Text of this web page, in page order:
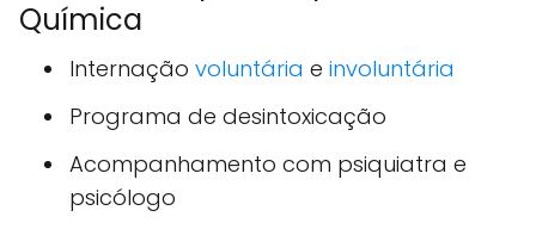
Química
Internação voluntária e involuntária
Programa de desintoxicação
Acompanhamento com psiquiatra e
psicólogo